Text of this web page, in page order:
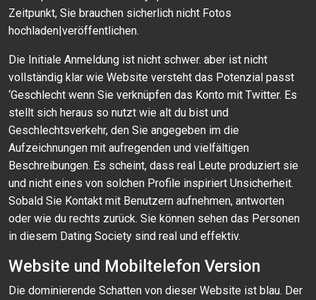
Zeitpunkt, Sie brauchen sicherlich nicht Fotos
hochladen|veröffentlichen.
Die Initiale Anmeldung ist nicht schwer. aber ist nicht
vollständig klar wie Website versteht das Potenzial passt
‘Geschlecht wenn Sie verknüpfen das Konto mit Twitter. Es
stellt sich heraus so nutzt wie alt du bist und
Geschlechtsverkehr, den Sie angegeben im die
Aufzeichnungen mit aufregenden und vielfältigen
Beschreibungen. Es scheint, dass real Leute produziert sie
und nicht eines von solchen Profile inspiriert Unsicherheit.
Sobald Sie Kontakt mit Benutzern aufnehmen, antworten
oder wie du rechts zurück. Sie können sehen das Personen
in diesem Dating Society sind real und effektiv.
Website und Mobiltelefon Version
Die dominierende Schatten von dieser Website ist blau. Der